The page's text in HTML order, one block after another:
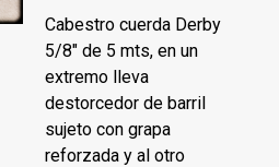
Cabestro cuerda Derby
5/8″ de 5 mts, en un
extremo lleva
destorcedor de barril
sujeto con grapa
reforzada y al otro